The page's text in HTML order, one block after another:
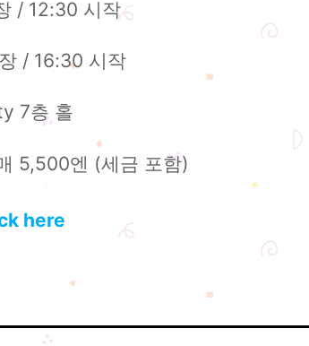
/ 12:30 시작
/ 16:30 시작
7층 홀
5,500엔 (세금 포함)
here